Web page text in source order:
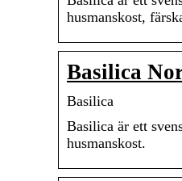
husmanskost,
Basilica
Basilica
Basilica är ett
husmanskost.